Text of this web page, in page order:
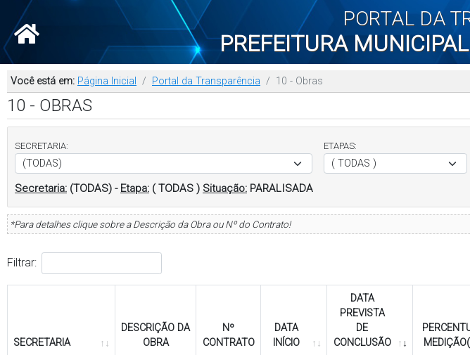
PORTAL DA
PREFEITURA
Você está em: Página Inicial Portal da Transparência 10 - Obras
10 - OBRAS
SECRETARIA: ETAPAS:
Secretaria: (TODAS) - Etapa: ( TODAS ) Situação: PARALISADA
*Para detalhes clique sobre a Descrição da Obra ou Nº do Contrato!
Filtrar:
SECRETARIA
DESCRIÇÃO DA
OBRA
Nº
CONTRATO
DATA
INÍCIO
DATA
PREVISTA
DE
CONCLUSÃO